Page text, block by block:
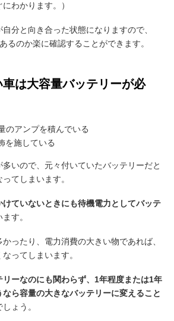
わかります。）
分と向き合った状態になりますので、
るのか楽に確認することができます。
は大容量バッテリーが必
のアンプを積んでいる
を施している
いので、元々付いていたバッテリーだと
てしまいます。
けていないときにも待機電力としてバッテ
す。
ったり、電力消費の大きい物であれば、
ってしまいます。
リーなのにも関わらず、1年程度または1年
ら容量の大きなバッテリーに変えること
しょう。